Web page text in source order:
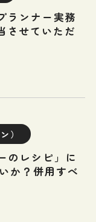
ランナー実務
させていただ
）
のレシピ」に
か？併用すべ